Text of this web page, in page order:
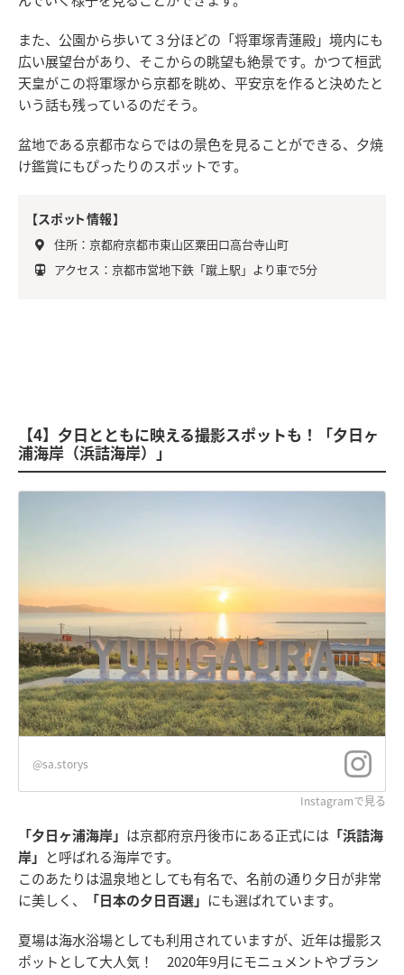
また、公園から歩いて３分ほどの「将軍塚青蓮殿」境内にも
広い展望台があり、そこからの眺望も絶景です。かつて桓武
天皇がこの将軍塚から京都を眺め、平安京を作ると決めたと
いう話も残っているのだそう。
盆地である京都市ならではの景色を見ることができる、夕焼
け鑑賞にもぴったりのスポットです。
【スポット情報】
住所：京都府京都市東山区粟田口高台寺山町
アクセス：京都市営地下鉄「蹴上駅」より車で5分
【4】夕日とともに映える撮影スポットも！「夕日ヶ
浦海岸（浜詰海岸）」
@sa.storys
Instagramで見る
「夕日ヶ浦海岸」 は京都府京丹後市にある正式には 「浜詰海
岸」 と呼ばれる海岸です。
このあたりは温泉地としても有名で、名前の通り夕日が非常
に美しく、
「日本の夕日百選」 にも選ばれています。
夏場は海水浴場としても利用されていますが、近年は撮影ス
ポットとして大人気！ 2020年9月にモニュメントやブラン